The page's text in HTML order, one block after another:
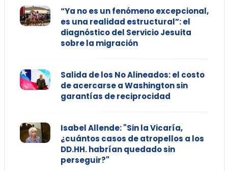
“Ya no es un fenómeno excepcional,
es una realidad estructural”: el
diagnóstico del Servicio Jesuita
sobre la migración
Salida de los No Alineados: el costo
de acercarse a Washington sin
garantías de reciprocidad
Isabel Allende: "Sin la Vicaría,
¿cuántos casos de atropellos a los
DD.HH. habrían quedado sin
perseguir?"